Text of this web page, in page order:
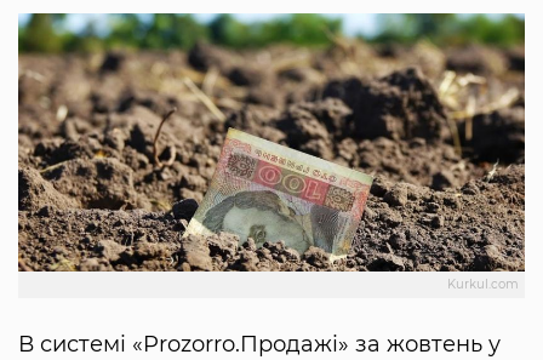
Kurkul.com
В системі «Prozorro.Продажі» за жовтень у